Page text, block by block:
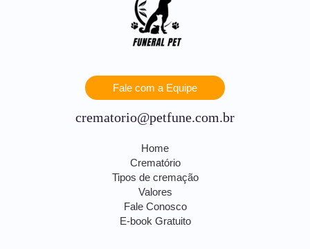
Fale com a Equipe
crematorio@petfune.com.br
Home
Crematório
Tipos de cremação
Valores
Fale Conosco
E-book Gratuito